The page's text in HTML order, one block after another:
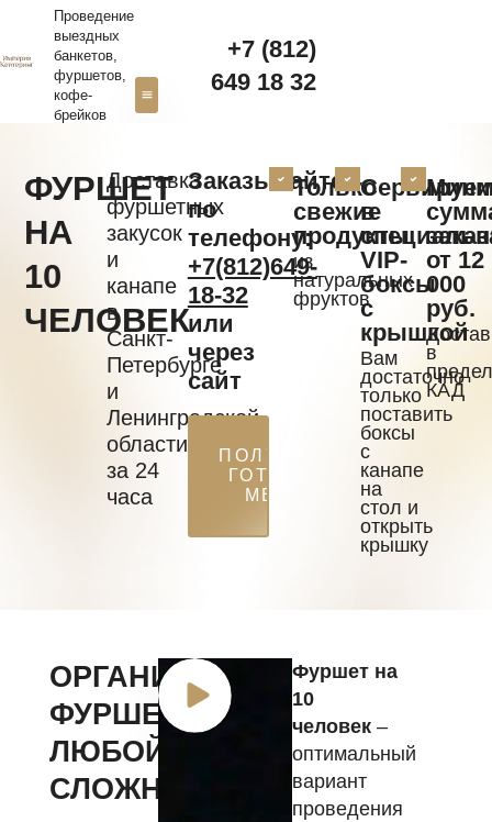
Проведение
выездных
банкетов,
фуршетов,
кофе-
брейков
+7 (812)
649 18 32‬
ФУРШЕТ
НА
10
ЧЕЛОВЕК
Доставка
фуршетных
закусок
и
канапе
в
Санкт-
Петербурге
и
Ленинградской
области
за 24
часа
Заказывайте
по
телефону:
+7(812)649-
18-32
или
через
сайт
ПОЛУЧИТЬ
ГОТОВОЕ
МЕНЮ
Только
свежие
продукты
из
натуральных
фруктов
в
VIP-
боксы
с
крышкой
Вам
достаточно
только
поставить
боксы
с
канапе
на
стол и
открыть
крышку
от 12
000
руб.
в
КАД
ОРГАНИЗУЕМ
ФУРШЕТ
ЛЮБОЙ
СЛОЖНОСТИ
Фуршет на
10
человек –
оптимальный
вариант
проведения